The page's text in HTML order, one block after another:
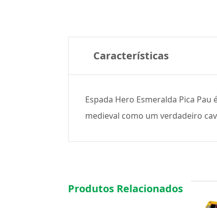
Características
Espada Hero Esmeralda Pica
medieval como um verdadeiro
Produtos Relacionados